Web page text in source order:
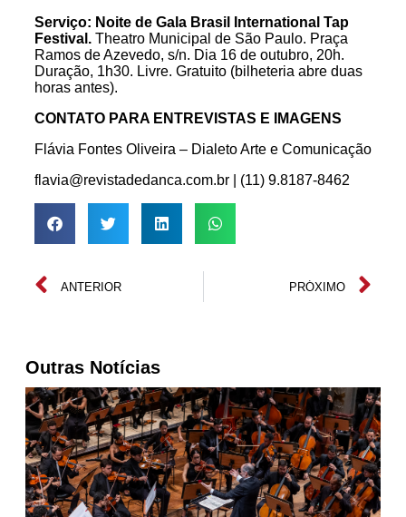
Serviço: Noite de Gala Brasil International Tap
Festival. Theatro Municipal de São Paulo. Praça
Ramos de Azevedo, s/n. Dia 16 de outubro, 20h.
Duração, 1h30. Livre. Gratuito (bilheteria abre duas
horas antes).
CONTATO PARA ENTREVISTAS E IMAGENS
Flávia Fontes Oliveira – Dialeto Arte e Comunicação
flavia@revistadedanca.com.br | (11) 9.8187-8462
ANTERIOR PRÓXIMO
Outras Notícias